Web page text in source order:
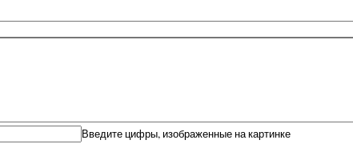
Введите цифры, изображенные на картинке